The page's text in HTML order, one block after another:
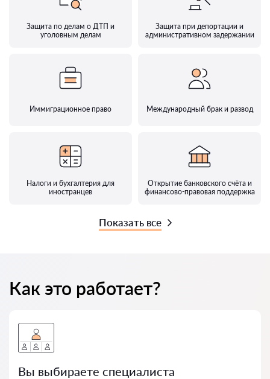
Защита по делам о ДТП и
уголовным делам
Защита при депортации и
административном задержании
Иммиграционное право Международный брак и развод
Налоги и бухгалтерия для
иностранцев
Открытие банковского счёта и
финансово-правовая поддержка
Показать все
Как это работает?
Вы выбираете специалиста